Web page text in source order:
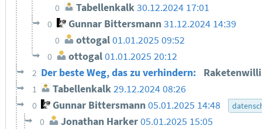
0 Tabellenkalk30.12.2024 17:01
0 Gunnar Bittersmann31.12.2024 14:39
0 ottogal01.01.2025 09:52
0 ottogal01.01.2025 20:12
2 Der beste Weg, das zu verhindern:
1 Tabellenkalk29.12.2024 08:26
0 Gunnar Bittersmann05.01.2025 14:48
0 Jonathan Harker 05.01.2025 15:05